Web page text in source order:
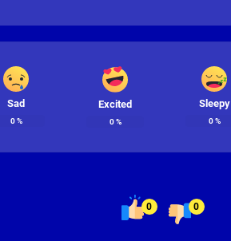
Sad
0%
Excited
0%
Sleepy
0%
0 0